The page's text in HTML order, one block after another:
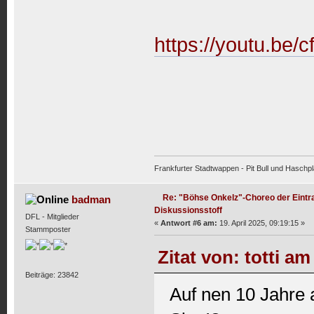
https://youtu.be/
Frankfurter Stadtwappen - Pit Bull und
badman
DFL - Mitglieder
Stammposter
Beiträge: 23842
Re: "Böhse Onkelz"-Choreo der
Diskussionsstoff
« Antwort #6 am: 19. April 2025, 09:19:15 »
Zitat von: totti am
Auf nen 10 Jahre